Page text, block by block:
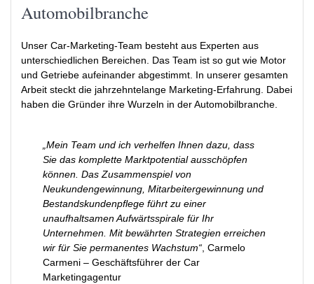
Automobilbranche
Unser Car-Marketing-Team besteht aus Experten aus
unterschiedlichen Bereichen. Das Team ist so gut wie Motor
und Getriebe aufeinander abgestimmt. In unserer gesamten
Arbeit steckt die jahrzehn­telange Marketing-Erfahrung. Dabei
haben die Gründer ihre Wurzeln in der Automobilbranche.
„Mein Team und ich verhelfen Ihnen dazu, dass
Sie das komplette Marktpotential ausschöpfen
können. Das Zusammenspiel von
Neukundengewinnung, Mitarbeitergewinnung und
Bestands­kundenpflege führt zu einer
unaufhaltsamen Aufwärtsspirale für Ihr
Unternehmen. Mit bewährten Strategien erreichen
wir für Sie permanentes Wachstum“ , Carmelo
Carmeni – Geschäftsführer der Car
Marketingagentur